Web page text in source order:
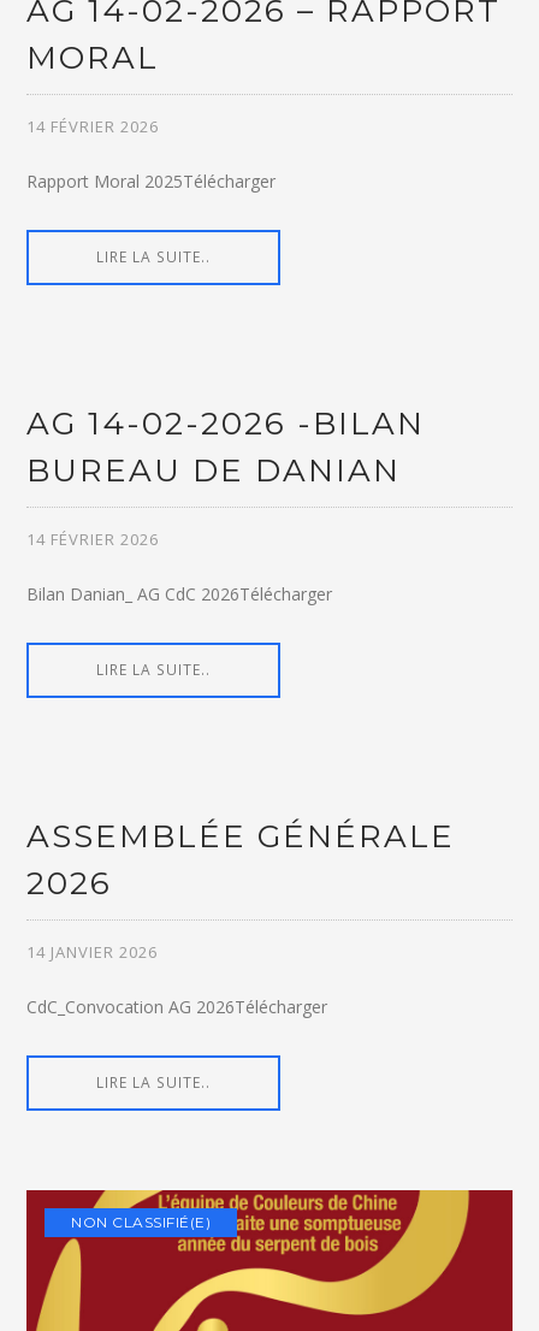
AG 14-02-2026 – RAPPORT
MORAL
14 FÉVRIER 2026
Rapport Moral 2025Télécharger
LIRE LA SUITE..
AG 14-02-2026 -BILAN
BUREAU DE DANIAN
14 FÉVRIER 2026
Bilan Danian_ AG CdC 2026Télécharger
LIRE LA SUITE..
ASSEMBLÉE GÉNÉRALE
2026
14 JANVIER 2026
CdC_Convocation AG 2026Télécharger
LIRE LA SUITE..
NON CLASSIFIÉ(E)